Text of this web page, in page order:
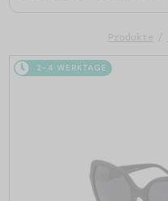
Produkte
2-4 WERKTAGE